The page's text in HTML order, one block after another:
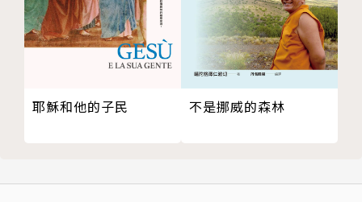
榮耀呢？羞辱呢？
一樣神所憎惡的事
新約漢文譯本中當改正的一些地方
轉瞬十年
耶穌和他的子民 不是挪威的森林